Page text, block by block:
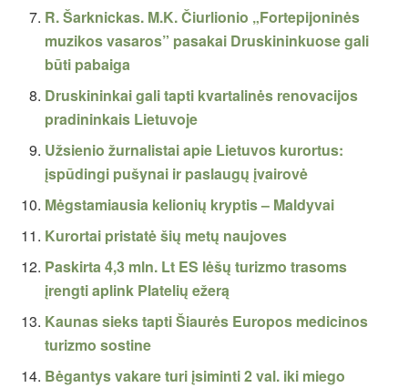
R. Šarknickas. M.K. Čiurlionio „Fortepijoninės
muzikos vasaros” pasakai Druskininkuose gali
būti pabaiga
Druskininkai gali tapti kvartalinės renovacijos
pradininkais Lietuvoje
Užsienio žurnalistai apie Lietuvos kurortus:
įspūdingi pušynai ir paslaugų įvairovė
Mėgstamiausia kelionių kryptis – Maldyvai
Kurortai pristatė šių metų naujoves
Paskirta 4,3 mln. Lt ES lėšų turizmo trasoms
įrengti aplink Platelių ežerą
Kaunas sieks tapti Šiaurės Europos medicinos
turizmo sostine
Bėgantys vakare turi įsiminti 2 val. iki miego